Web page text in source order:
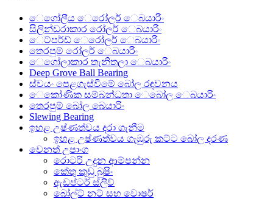
ෙගෝලීය ෙරෝලර් ෙබයාරිං
සිලින්ඩරාකාර රෝලර් ෙබයාරිං
ෙට්පර්ඩ් ෙරෝලර් ෙබයාරිං
තෙරපුම් රෝලර් ෙබයාරිං
ෙගෝලාකාර තැනිතලා ෙබයාරිං
Deep Grove Ball Bearing
ස්වයං පෙළගැස්වීමේ බෝල රඳවනය
ෙකෝණික සම්බන්ධතා ෙබෝල ෙබයාරිං
තෙරපුම් බෝල බෙයාරිං
Slewing Bearing
ඉහළ උෂ්ණත්වය දරා ගැනීම
ඉහළ උෂ්ණත්වය ගැඹුරු කට්ට බෝල දරණ
වෙනත් උපාංග
රොටරි උදුන ආම්පන්න
කේතු කුඩු බුෂිං
ඇඩප්ටර් ස්ලීව්
බෝල්ට් නට් සහ වොෂර්